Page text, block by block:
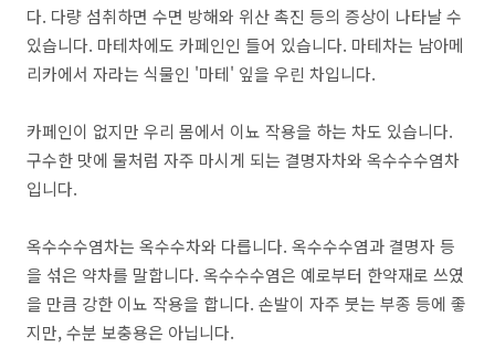
다. 다량 섬취하면 수면 방해와 위산 촉진 등의 증상이 나타날 수
있습니다. 마테차에도 카페인인 들어 있습니다. 마테차는 남아메
리카에서 자라는 식물인 '마테' 잎을 우린 차입니다.
카페인이 없지만 우리 몸에서 이뇨 작용을 하는 차도 있습니다.
구수한 맛에 물처럼 자주 마시게 되는 결명자차와 옥수수수염차
입니다.
옥수수수염차는 옥수수차와 다릅니다. 옥수수수염과 결명자 등
을 섞은 약차를 말합니다. 옥수수수염은 예로부터 한약재로 쓰였
을 만큼 강한 이뇨 작용을 합니다. 손발이 자주 붓는 부종 등에 좋
지만, 수분 보충용은 아닙니다.